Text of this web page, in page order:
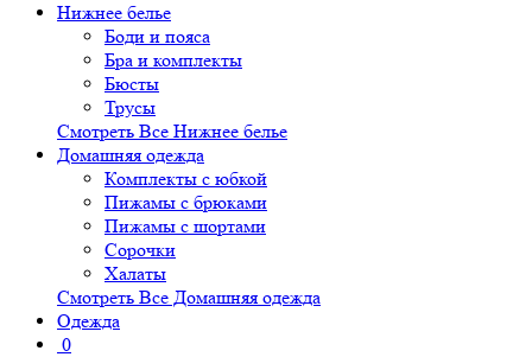
Нижнее белье
Боди и пояса
Бра и комплекты
Бюсты
Трусы
Смотреть Все Нижнее белье
Домашняя одежда
Комплекты с юбкой
Пижамы с брюками
Пижамы с шортами
Сорочки
Халаты
Смотреть Все Домашняя одежда
Одежда
0